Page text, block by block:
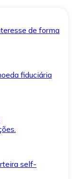
de forma
fiduciária
self-